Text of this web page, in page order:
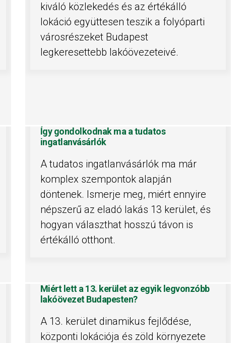
kiváló közlekedés és az értékálló
lokáció együttesen teszik a folyóparti
városrészeket Budapest
legkeresettebb lakóövezeteivé.
Így gondolkodnak ma a tudatos
ingatlanvásárlók
A tudatos ingatlanvásárlók ma már
komplex szempontok alapján
döntenek. Ismerje meg, miért ennyire
népszerű az eladó lakás 13 kerület, és
hogyan választhat hosszú távon is
értékálló otthont.
Miért lett a 13. kerület az egyik legvonzóbb
lakóövezet Budapesten?
A 13. kerület dinamikus fejlődése,
központi lokációja és zöld környezete